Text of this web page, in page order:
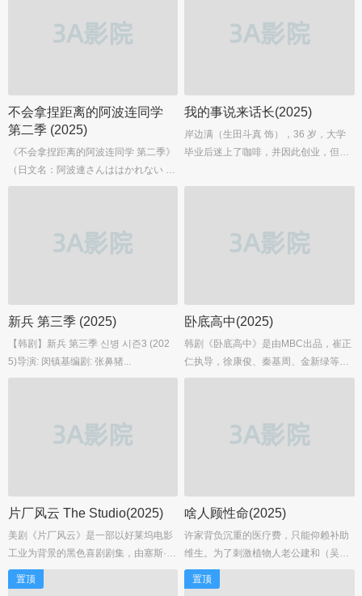
一场青春恋爱喜剧便由此开始。...
不会拿捏距离的阿波连同学
第二季 (2025)
《不会拿捏距离的阿波连同学 第二季》
（日文名：阿波連さんははかれない 2
期）是备受期待的青春校园恋爱喜剧动
与牧野友映共同执导，吉冈孝夫担任系
无疑让粉丝们充满期待。...
我的事说来话长(2025)
岸边满（生田斗真 饰），36 岁，大学
毕业后迷上了咖啡，并因此创业，但最
他内心也想有所改变，但一直靠着自己
人生。姐姐绫子（小池荣子 饰）认为弟
被戳中痛处，内心动摇。...
新兵 第三季 (2025)
【韩剧】新兵 第三季 신병 시즌3 (202
5)导演: 闵镇基编剧: 张鼻猪...
卧底高中(2025)
韩剧《卧底高中》是由MBC出品，崔正
仁执导，徐康俊、秦基周、金新绿等主
演的校园动作喜剧。故事以朝鲜高宗皇
片厂风云 The Studio(2025)
美剧《片厂风云》是一部以好莱坞电影
工业为背景的黑色喜剧剧集，由塞斯·罗
根与埃文·戈德堡联合执导并主演。该剧
聚焦一家百年历史的传统电影制片厂在
啥人顾性命(2025)
许家背负沉重的医疗费，只能仰赖补助
维生。为了刺激植物人老公建和（吴政
迪 饰）醒过来，老婆美莲（杨小黎 饰）
使出大绝招。这日基金会访视在即，建
置顶 置顶